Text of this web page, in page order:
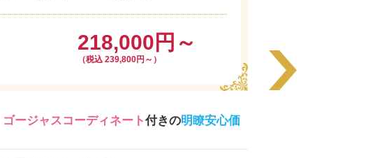
218,000円～
（税込 239,800円～）
ゴージャスコーディネート付きの明瞭安心価